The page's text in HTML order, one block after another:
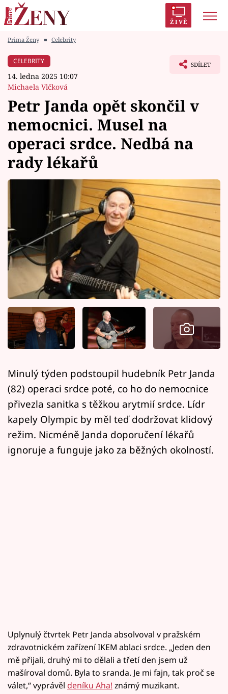
ŽIVĚ
Módní alarm
Témata
Celebrity
Vztahy
Horoskopy
Sledujte prima+
Filmový festival Karlovy Vary
Pořady
Mámy sobě
Sledujte nás
Prima Ženy ■ Celebrity
CELEBRITY
14. ledna 2025 10:07
Michaela Vlčková
SDÍLET
Petr Janda opět skončil v
nemocnici. Musel na
operaci srdce. Nedbá na
rady lékařů
Minulý týden podstoupil hudebník Petr Janda
(82) operaci srdce poté, co ho do nemocnice
přivezla sanitka s těžkou arytmií srdce. Lídr
kapely Olympic by měl teď dodržovat klidový
režim. Nicméně Janda doporučení lékařů
ignoruje a funguje jako za běžných okolností.
Uplynulý čtvrtek Petr Janda absolvoval v pražském
zdravotnickém zařízení IKEM ablaci srdce. „Jeden den
mě přijali, druhý mi to dělali a třetí den jsem už
mašíroval domů. Byla to sranda. Je mi fajn, tak proč se
válet,“ vyprávěl deníku Aha! známý muzikant.